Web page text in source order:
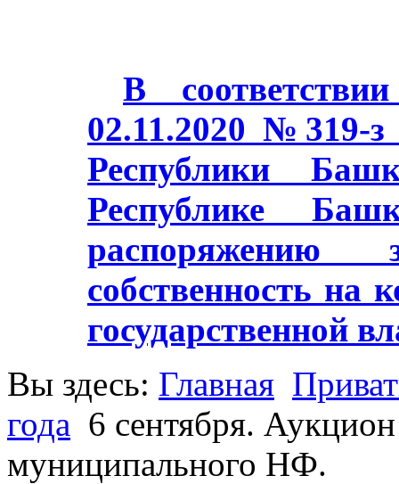
В
02.11.2020 №319-
Республики
Республике
распоряжению
собственность на
государственной
Вы здесь: Главная
года 6 сентября.
муниципального НФ.